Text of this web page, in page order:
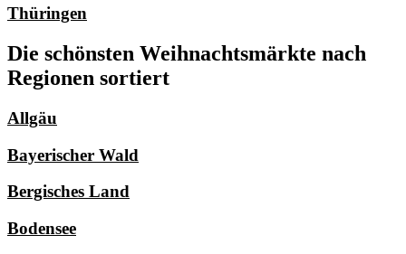
Thüringen
Die schönsten Weihnachtsmärkte nach
Regionen sortiert
Allgäu
Bayerischer Wald
Bergisches Land
Bodensee